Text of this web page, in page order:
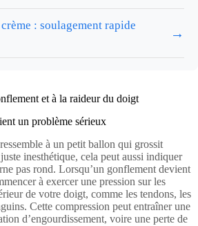
: soulagement rapide
→
et à la raideur du doigt
un problème sérieux
à un petit ballon qui grossit
inesthétique, cela peut aussi indiquer
pas rond. Lorsqu’un gonflement devient
à exercer une pression sur les
de votre doigt, comme les tendons, les
Cette compression peut entraîner une
d’engourdissement, voire une perte de